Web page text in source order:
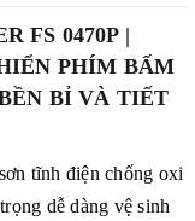
FS 0470P |
PHÍM BẤM
BỈ VÀ TIẾT
tĩnh điện chống oxi
dễ dàng vệ sinh